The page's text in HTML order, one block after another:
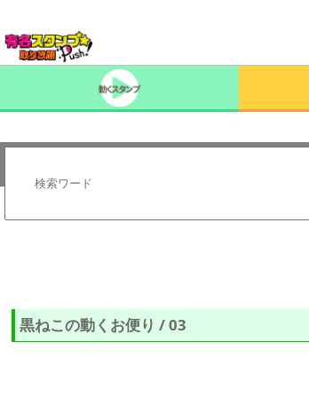
黒ねこの動くお便り / 03